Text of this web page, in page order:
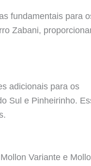
fundamentais para
Zabani,
adicionais para os
Sul e Pinheirinho.
Variante e